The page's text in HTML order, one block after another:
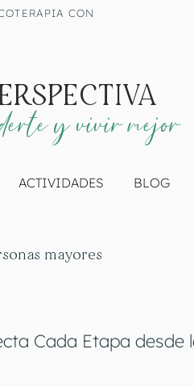
CON
y vivir mejor
ACTIVIDADES BLOG
mayores
Cada Etapa desde